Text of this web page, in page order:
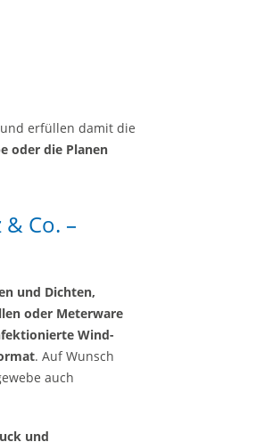
erfüllen damit die
oder die Planen
Co. –
und Dichten,
oder Meterware
Wind-
. Auf Wunsch
auch
und